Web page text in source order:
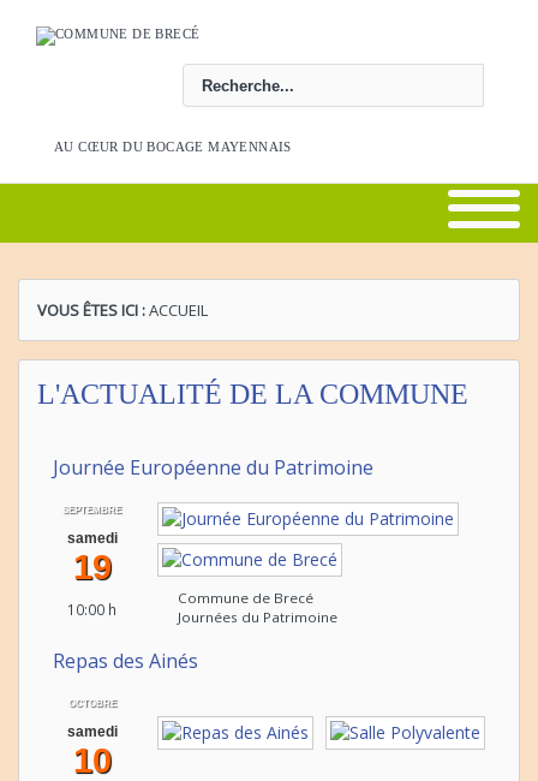
AU CŒUR DU BOCAGE MAYENNAIS
VOUS ÊTES ICI :ACCUEIL
L'ACTUALITÉ DE LA COMMUNE
Journée Européenne du Patrimoine
SEPTEMBRE
samedi
19
10:00 h
Commune de Brecé
Journées du Patrimoine
Repas des Ainés
OCTOBRE
samedi
10